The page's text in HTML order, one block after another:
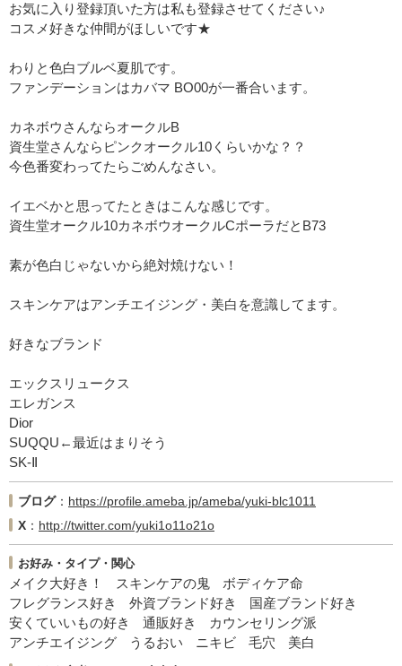
お気に入り登録頂いた方は私も登録させてください♪
コスメ好きな仲間がほしいです★
わりと色白ブルベ夏肌です。
ファンデーションはカバマ BO00が一番合います。
カネボウさんならオークルB
資生堂さんならピンクオークル10くらいかな？？
今色番変わってたらごめんなさい。
イエベかと思ってたときはこんな感じです。
資生堂オークル10カネボウオークルCポーラだとB73
素が色白じゃないから絶対焼けない！
スキンケアはアンチエイジング・美白を意識してます。
好きなブランド
エックスリュークス
エレガンス
Dior
SUQQU←最近はまりそう
SK-Ⅱ
ブログ
https://profile.ameba.jp/ameba/yuki-blc1011
X
http://twitter.com/yuki1o11o21o
お好み・タイプ・関心
メイク大好き！ スキンケアの鬼
ボディケア命
フレグランス好き
外資ブランド好き
国産ブランド好き
安くていいもの好き
通販好き
カウンセリング派
アンチエイジング
うるおい ニキビ 毛穴 美白